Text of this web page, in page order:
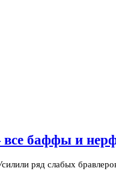
все баффы и
ряд слабых